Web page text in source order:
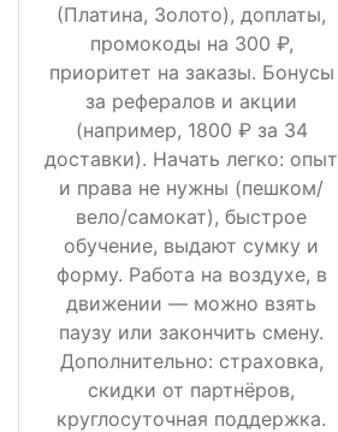
(Платина, Золото), доплаты,
промокоды на 300 ₽,
приоритет на заказы. Бонусы
за рефералов и акции
(например, 1800 ₽ за 34
доставки). Начать легко: опыт
и права не нужны (пешком/
вело/самокат), быстрое
обучение, выдают сумку и
форму. Работа на воздухе, в
движении — можно взять
паузу или закончить смену.
Дополнительно: страховка,
скидки от партнёров,
круглосуточная поддержка.